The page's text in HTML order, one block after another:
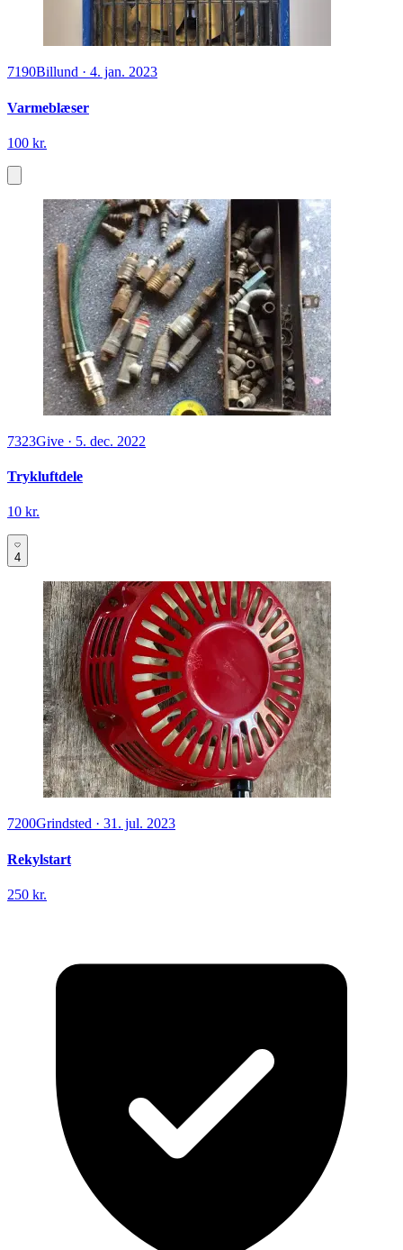
7190Billund · 4. jan. 2023
Varmeblæser
100 kr.
7323Give · 5. dec. 2022
Trykluftdele
10 kr.
4
7200Grindsted · 31. jul. 2023
Rekylstart
250 kr.